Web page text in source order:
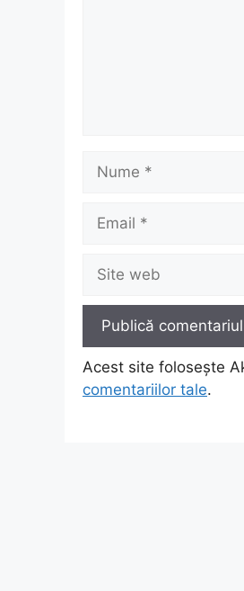
Nume
Email
Site
web
Acest site folosește
comentariilor tale.